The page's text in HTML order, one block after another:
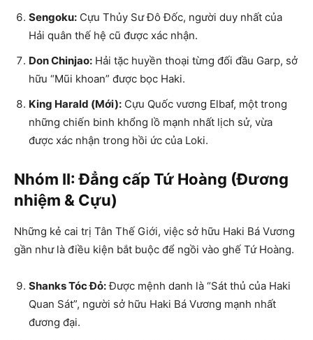
Sengoku: Cựu Thủy Sư Đô Đốc, người duy nhất của
Hải quân thế hệ cũ được xác nhận.
Don Chinjao: Hải tặc huyền thoại từng đối đầu Garp, sở
hữu “Mũi khoan” được bọc Haki.
King Harald (Mới): Cựu Quốc vương Elbaf, một trong
những chiến binh khổng lồ mạnh nhất lịch sử, vừa
được xác nhận trong hồi ức của Loki.
Nhóm II: Đẳng cấp Tứ Hoàng (Đương
nhiệm & Cựu)
Những kẻ cai trị Tân Thế Giới, việc sở hữu Haki Bá Vương
gần như là điều kiện bắt buộc để ngồi vào ghế Tứ Hoàng.
Shanks Tóc Đỏ:Được mệnh danh là “Sát thủ của Haki
Quan Sát”, người sở hữu Haki Bá Vương mạnh nhất
đương đại.